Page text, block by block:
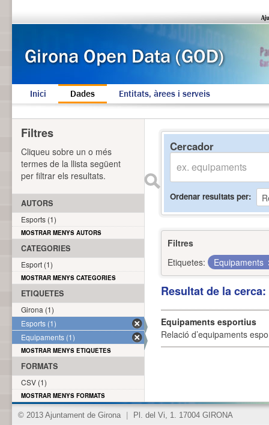
Inici Dades Entitats, àrees i serveis
Cercador
Ordenar resultats per
Filtres
Etiquetes:
Equipaments
Resultat de la
Equipaments esportius
Relació d’equipaments
Filtres
Cliqueu sobre un o més
termes de la llista següent
per filtrar els resultats.
AUTORS
Esports (1)
MOSTRAR MENYS AUTORS
CATEGORIES
Esport (1)
MOSTRAR MENYS CATEGORIES
ETIQUETES
Girona (1)
Esports (1)
Equipaments (1)
MOSTRAR MENYS ETIQUETES
FORMATS
CSV (1)
MOSTRAR MENYS FORMATS
© 2013 Ajuntament de Girona Pl. del Vi, 1. 17004 GIRONA